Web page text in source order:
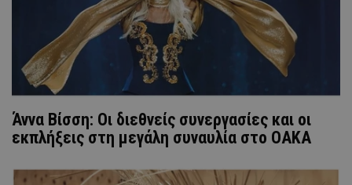
Άννα Βίσση: Οι διεθνείς συνεργασίες και οι
εκπλήξεις στη μεγάλη συναυλία στο ΟΑΚΑ